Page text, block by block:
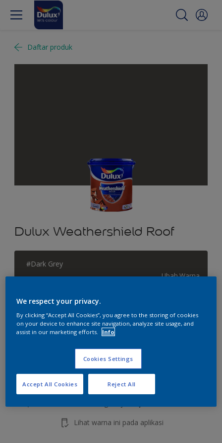
Daftar produk
Dulux Weathershield Roof
#Dark Grey
Ubah Warna
Ukuran
2.5 L
Kalkulator cat
Hitung
Lihat warna ini pada aplikasi
We respect your privacy.
By clicking “Accept All Cookies”, you agree to the storing of cookies
on your device to enhance site navigation, analyze site usage, and
assist in our marketing efforts.
Info
Cookies Settings
Reject All
Accept All Cookies